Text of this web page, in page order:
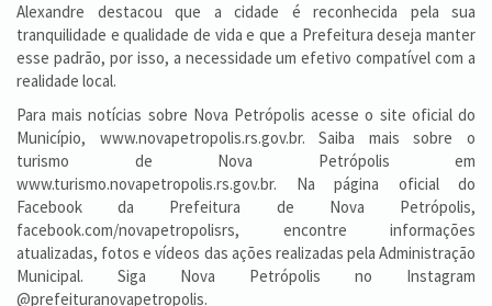
Alexandre destacou que a cidade é reconhecida pela sua
tranquilidade e qualidade de vida e que a Prefeitura deseja manter
esse padrão, por isso, a necessidade um efetivo compatível com a
realidade local.
Para mais notícias sobre Nova Petrópolis acesse o site oficial do
Município, www.novapetropolis.rs.gov.br. Saiba mais sobre o
turismo de Nova Petrópolis em
www.turismo.novapetropolis.rs.gov.br. Na página oficial do
Facebook da Prefeitura de Nova Petrópolis,
facebook.com/novapetropolisrs, encontre informações
atualizadas, fotos e vídeos das ações realizadas pela Administração
Municipal. Siga Nova Petrópolis no Instagram
@prefeituranovapetropolis.